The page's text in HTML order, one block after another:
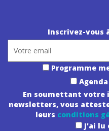
Inscrivez-vous
Programme
En soumettant votre
newsletters, vous
leurs conditions
J'ai lu